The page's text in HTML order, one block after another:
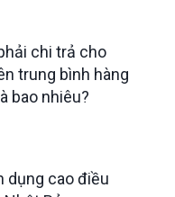
chi trả cho
trung bình hàng
bao nhiêu?
dụng cao điều